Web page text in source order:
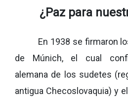
¿Paz para
En 1938 se firmaron
de Múnich, el cual
alemana de los sudetes
antigua Checoslovaquia) y